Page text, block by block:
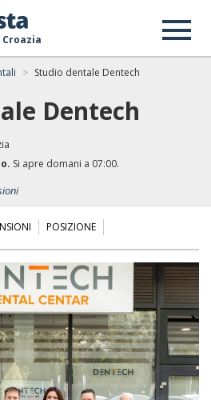
Studio dentale Dentech
Dentech
Si apre domani a 07:00.
POSIZIONE